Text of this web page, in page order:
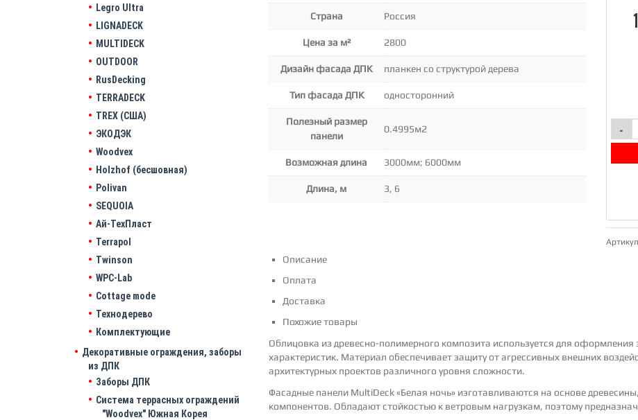
Страна Россия
Цена за м² 2800
Дизайн фасада ДПК планкен со структурой дерева
Тип фасада ДПК односторонний
Полезный размер
панели
0.4995м2
Возможная длина 3000мм; 6000мм
Длина, м 3, 6
Описание
Оплата
Доставка
Похожие товары
Облицовка из древесно-полимерного композита используется для
характеристик. Материал обеспечивает защиту от агрессивных внешних
архитектурных проектов различного уровня сложности.
Фасадные панели MultiDeck «Белая ночь» изготавливаются на основе
компонентов. Обладают стойкостью к ветровым нагрузкам, поэтому
Legro Ultra
LIGNADECK
MULTIDECK
OUTDOOR
RusDecking
TERRADECK
TREX (США)
ЭКОДЭК
Woodvex
Holzhof (бесшовная)
Polivan
SEQUOIA
Ай-ТехПласт
Terrapol
Twinson
WPC-Lab
Cottage mode
Технодерево
Комплектующие
Декоративные ограждения, заборы
из ДПК
Заборы ДПК
Система террасных ограждений
"Woodvex" Южная Корея